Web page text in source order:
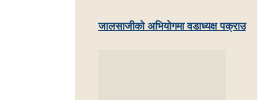
जालसाजीको अभियोगमा वडाध्यक्ष पक्राउ